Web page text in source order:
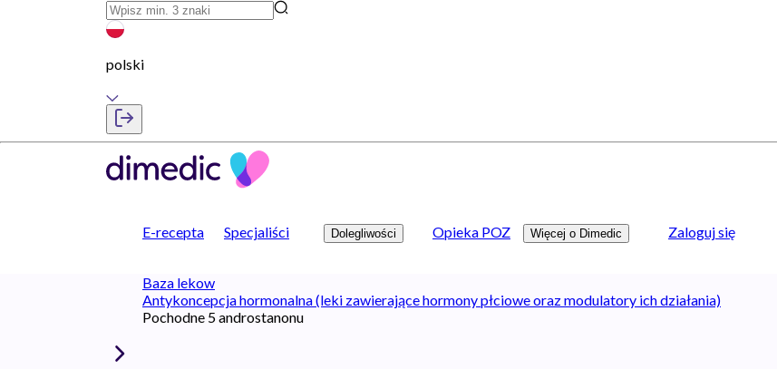
polski
E-recepta Specjaliści Dolegliwości Opieka POZ Więcej o Dimedic Zaloguj się
Baza lekow
Antykoncepcja hormonalna (leki zawierające hormony płciowe oraz modulatory ich działania)
Pochodne 5 androstanonu